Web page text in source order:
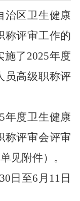
治区卫生健康
称评审工作的
施了 2025年度
员高级职称评
年度卫生健康
称评审会评审
见附件）。
30 日至6 月 11 日